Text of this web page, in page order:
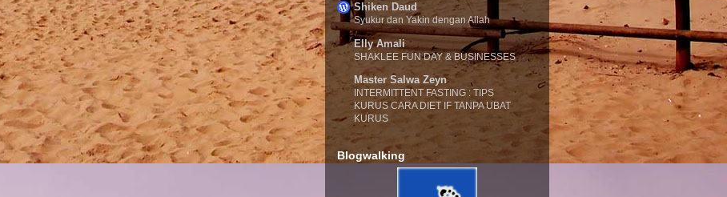
Shiken Daud
Syukur dan Yakin dengan Allah
Elly Amali
SHAKLEE FUN DAY & BUSINESSES
Master Salwa Zeyn
INTERMITTENT FASTING : TIPS
KURUS CARA DIET IF TANPA UBAT
KURUS
Blogwalking